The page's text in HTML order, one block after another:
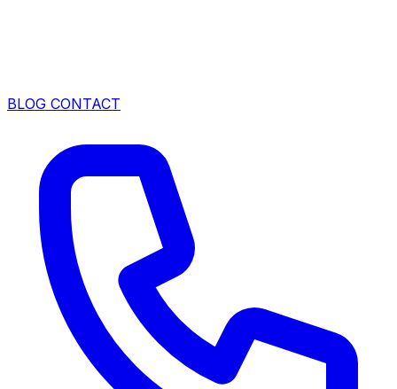
BLOG CONTACT